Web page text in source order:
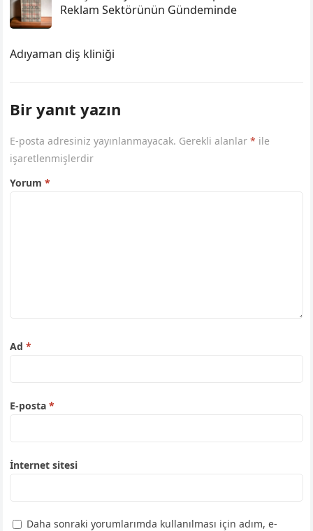
Reklam Sektörünün Gündeminde
Adıyaman diş kliniği
Bir yanıt yazın
E-posta adresiniz yayınlanmayacak. Gerekli alanlar* ile
işaretlenmişlerdir
Yorum*
Ad*
E-posta*
İnternet sitesi
Daha sonraki yorumlarımda kullanılması için adım, e-